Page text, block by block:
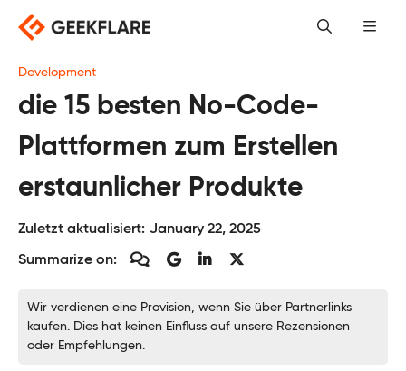
Skip
content
Development
die 15 besten No-Code-
Plattformen zum Erstellen
erstaunlicher Produkte
Zuletzt aktualisiert: January 22, 2025
Summarize on:
Wir verdienen eine Provision, wenn Sie über Partnerlinks
kaufen. Dies hat keinen Einfluss auf unsere Rezensionen
oder Empfehlungen.